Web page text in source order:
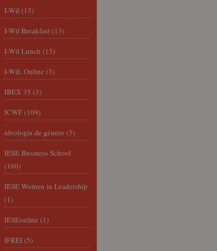
I-Wil (13)
I-Wil Breakfast (13)
I-Wil Lunch (15)
I-WiL Online (3)
IBEX 35 (3)
ICWF (109)
ideología de género (3)
IESE Business School
(160)
IESE Women in Leadership
(1)
IESEonline (1)
IFREI (5)